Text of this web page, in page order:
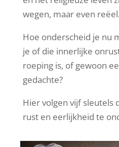
wegen, maar even reëel.
Hoe onderscheid je nu
je of die innerlijke
roeping is, of gewoon
gedachte?
Hier volgen vijf sleutels
rust en eerlijkheid te